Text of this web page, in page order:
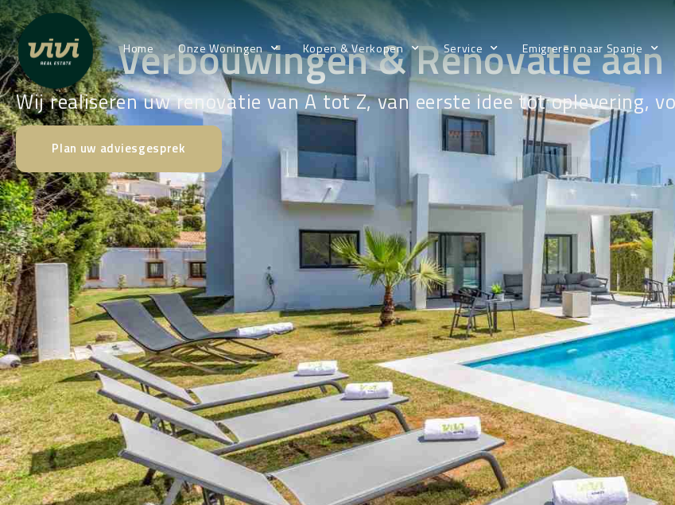
Home Onze Woningen Kopen & Verkopen Service Emigreren naar Spanje
Verbouwingen & Renovatie
Wij realiseren uw renovatie van A tot Z, van eerste idee tot oplevering,
Plan uw adviesgesprek